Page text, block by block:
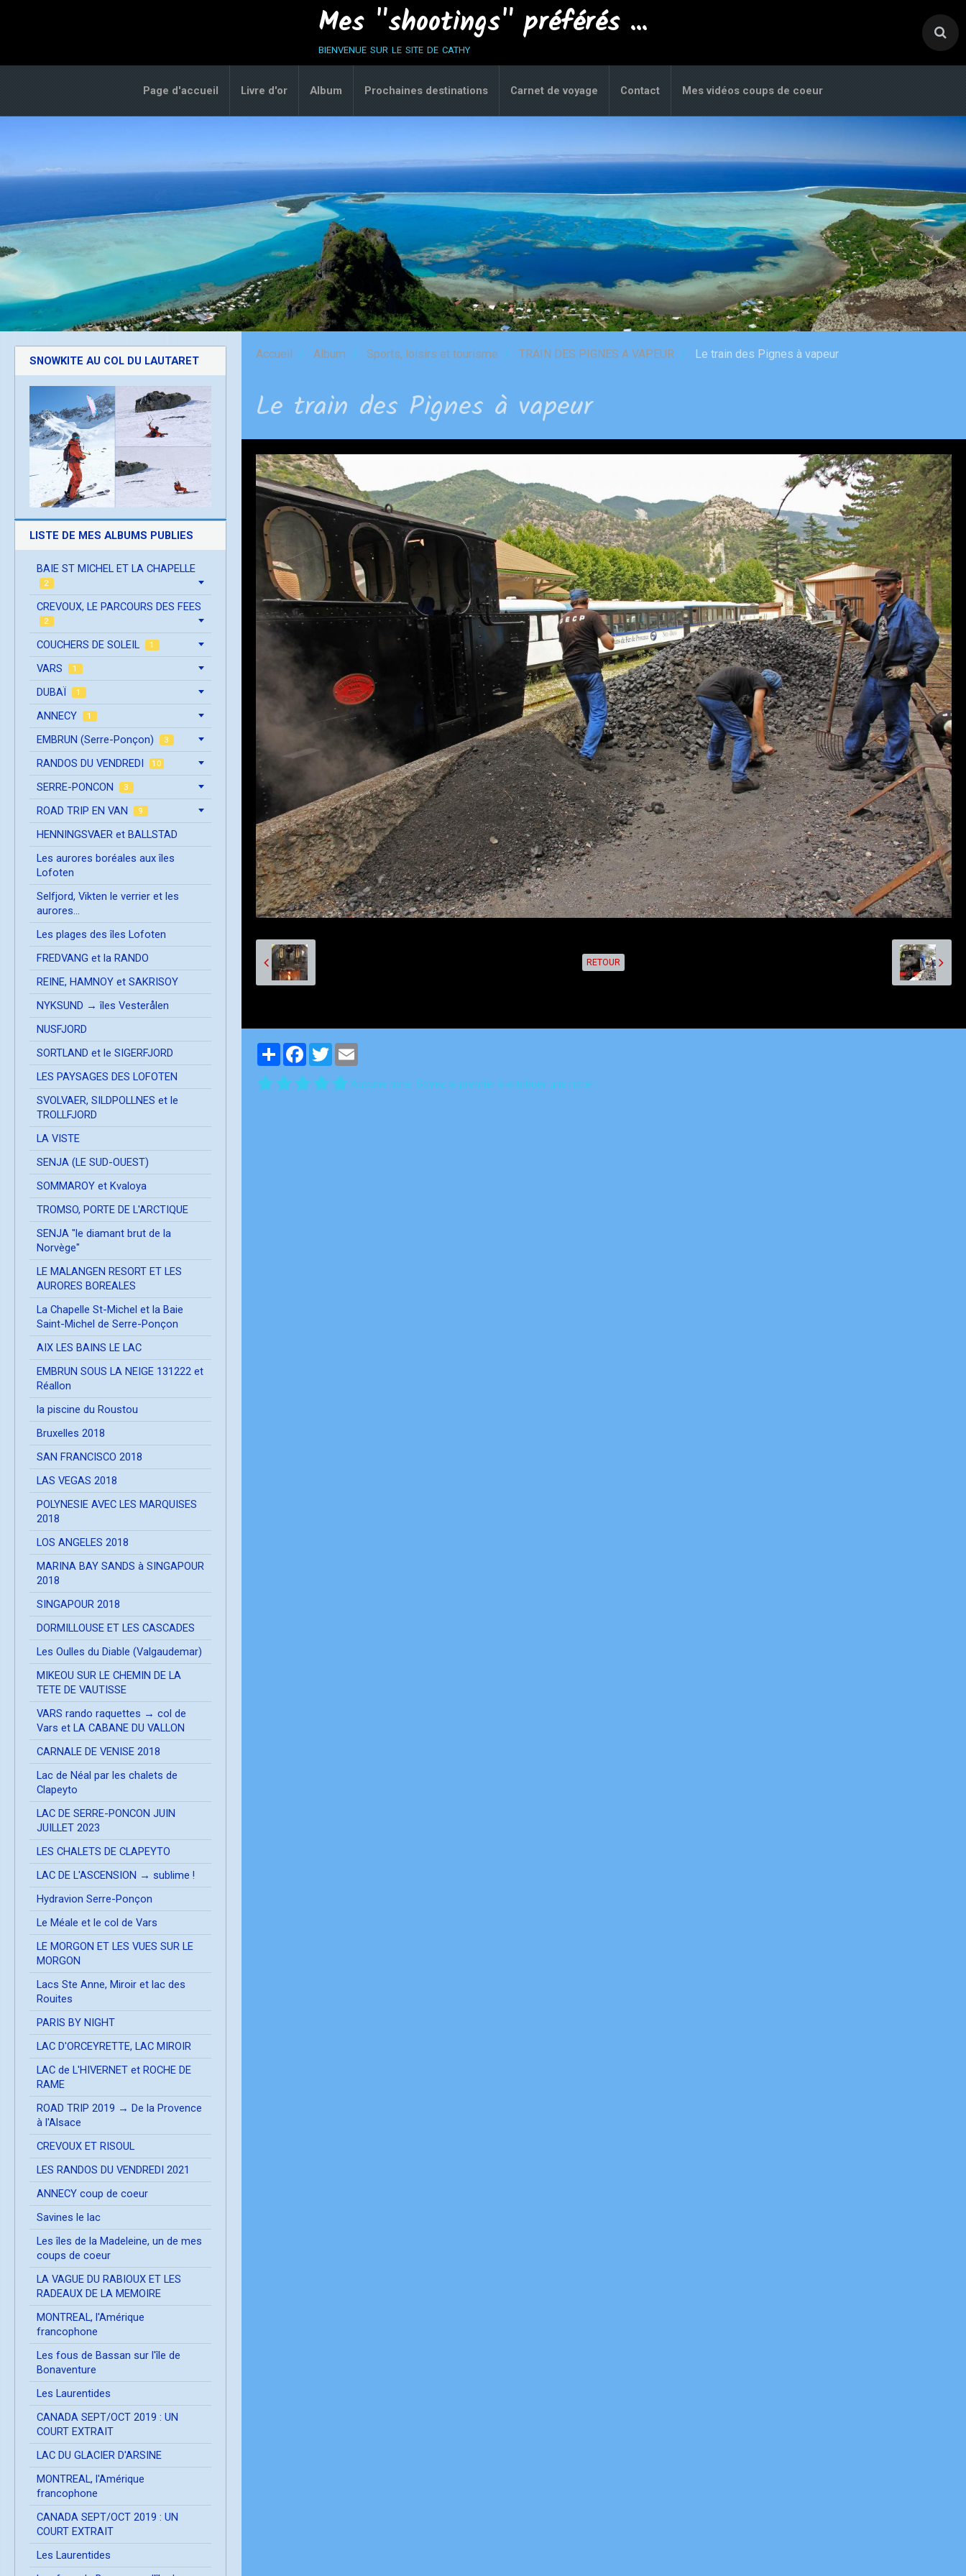
Mes "shootings" préférés ...
bienvenue sur le site de cathy
Page d'accueil Livre d'or Album Prochaines destinations Carnet de voyage Contact Mes vidéos coups de coeur
Accueil Album Sports, loisirs et tourisme TRAIN DES PIGNES A VAPEUR Le train des Pignes à vapeur
Le train des Pignes à vapeur
RETOUR
PartagerFacebook
Twitter
Aucune note. Soyez le premier à attribuer une note !
SNOWKITE AU COL DU LAUTARET
LISTE DE MES ALBUMS PUBLIES
BAIE ST MICHEL ET LA CHAPELLE
2
CREVOUX, LE PARCOURS DES FEES
2
COUCHERS DE SOLEIL 1
VARS 1
DUBAÏ 1
ANNECY 1
EMBRUN (Serre-Ponçon) 3
RANDOS DU VENDREDI 10
SERRE-PONCON 3
ROAD TRIP EN VAN 9
HENNINGSVAER et BALLSTAD
Les aurores boréales aux îles
Lofoten
Selfjord, Vikten le verrier et les
aurores...
Les plages des îles Lofoten
FREDVANG et la RANDO
REINE, HAMNOY et SAKRISOY
NYKSUND → îles Vesterålen
NUSFJORD
SORTLAND et le SIGERFJORD
LES PAYSAGES DES LOFOTEN
SVOLVAER, SILDPOLLNES et le
TROLLFJORD
LA VISTE
SENJA (LE SUD-OUEST)
SOMMAROY et Kvaloya
TROMSO, PORTE DE L'ARCTIQUE
SENJA "le diamant brut de la
Norvège"
LE MALANGEN RESORT ET LES
AURORES BOREALES
La Chapelle St-Michel et la Baie
Saint-Michel de Serre-Ponçon
AIX LES BAINS LE LAC
EMBRUN SOUS LA NEIGE 131222 et
Réallon
la piscine du Roustou
Bruxelles 2018
SAN FRANCISCO 2018
LAS VEGAS 2018
POLYNESIE AVEC LES MARQUISES
2018
LOS ANGELES 2018
MARINA BAY SANDS à SINGAPOUR
2018
SINGAPOUR 2018
DORMILLOUSE ET LES CASCADES
Les Oulles du Diable (Valgaudemar)
MIKEOU SUR LE CHEMIN DE LA
TETE DE VAUTISSE
VARS rando raquettes → col de
Vars et LA CABANE DU VALLON
CARNALE DE VENISE 2018
Lac de Néal par les chalets de
Clapeyto
LAC DE SERRE-PONCON JUIN
JUILLET 2023
LES CHALETS DE CLAPEYTO
LAC DE L'ASCENSION → sublime !
Hydravion Serre-Ponçon
Le Méale et le col de Vars
LE MORGON ET LES VUES SUR LE
MORGON
Lacs Ste Anne, Miroir et lac des
Rouites
PARIS BY NIGHT
LAC D'ORCEYRETTE, LAC MIROIR
LAC de L'HIVERNET et ROCHE DE
RAME
ROAD TRIP 2019 → De la Provence
à l'Alsace
CREVOUX ET RISOUL
LES RANDOS DU VENDREDI 2021
ANNECY coup de coeur
Savines le lac
Les îles de la Madeleine, un de mes
coups de coeur
LA VAGUE DU RABIOUX ET LES
RADEAUX DE LA MEMOIRE
MONTREAL, l'Amérique
francophone
Les fous de Bassan sur l'île de
Bonaventure
Les Laurentides
CANADA SEPT/OCT 2019 : UN
COURT EXTRAIT
LAC DU GLACIER D'ARSINE
MONTREAL, l'Amérique
francophone
CANADA SEPT/OCT 2019 : UN
COURT EXTRAIT
Les Laurentides